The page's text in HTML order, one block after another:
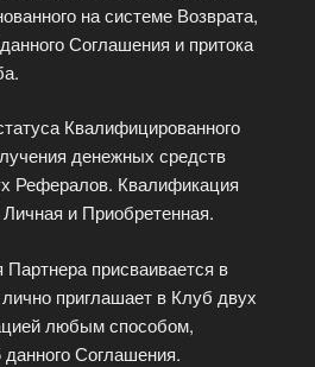
на системе Возврата,
Соглашения и притока
Квалифицированного
денежных средств
Рефералов. Квалификация
и Приобретенная.
присваивается в
приглашает в Клуб двух
любым способом,
Соглашения.